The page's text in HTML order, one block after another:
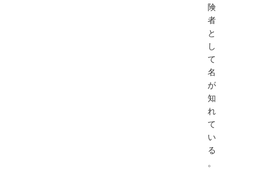
険
者
と
し
て
名
が
知
れ
て
い
る
。